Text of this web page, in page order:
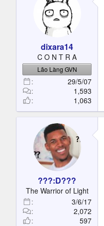
dixara14
C O N T R A
Lão Làng GVN
29/5/07
1,593
1,063
???:D???
The Warrior of Light
3/6/17
2,072
597